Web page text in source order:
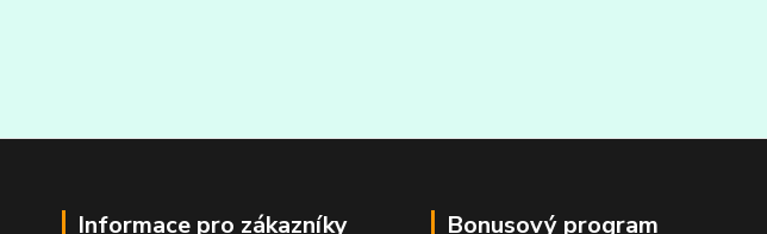
Informace pro zákazníky Bonusový program